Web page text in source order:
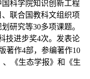
科学院知识创新工程
联合国教科文组织项
研究等30多项课题。
技进步奖4次。发表论
著作4部，参编著作10
、《生态学报》和《生